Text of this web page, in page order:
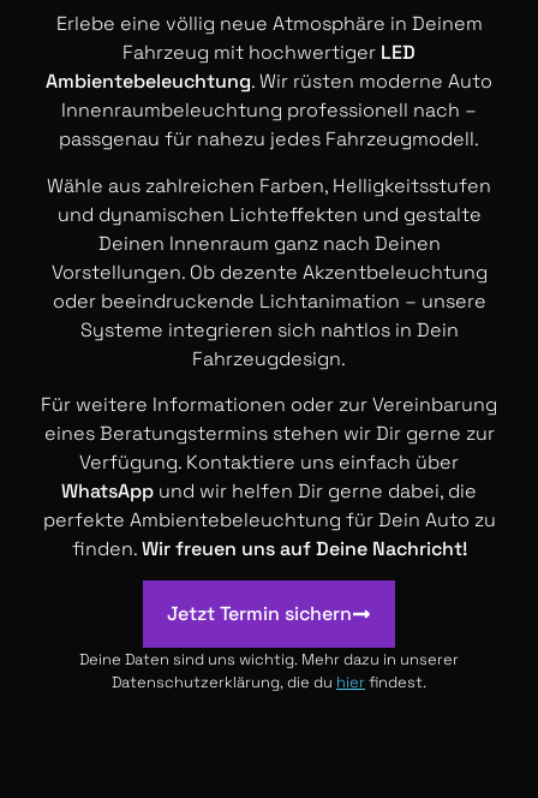
Erlebe eine völlig neue Atmosphäre in Deinem
Fahrzeug mit hochwertiger LED
Ambientebeleuchtung. Wir rüsten moderne Auto
Innenraumbeleuchtung professionell nach –
passgenau für nahezu jedes Fahrzeugmodell.
Wähle aus zahlreichen Farben, Helligkeitsstufen
und dynamischen Lichteffekten und gestalte
Deinen Innenraum ganz nach Deinen
Vorstellungen. Ob dezente Akzentbeleuchtung
oder beeindruckende Lichtanimation – unsere
Systeme integrieren sich nahtlos in Dein
Fahrzeugdesign.
Für weitere Informationen oder zur Vereinbarung
eines Beratungstermins stehen wir Dir gerne zur
Verfügung. Kontaktiere uns einfach über
WhatsApp und wir helfen Dir gerne dabei, die
perfekte Ambientebeleuchtung für Dein Auto zu
finden.Wir freuen uns auf Deine Nachricht!
Jetzt Termin sichern
Deine Daten sind uns wichtig. Mehr dazu in unserer
Datenschutzerklärung, die du hierfindest.